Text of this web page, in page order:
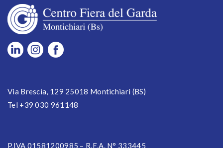
Via Brescia, 129 25018 Montichiari (BS)
Tel +39 030 961148
P.IVA 01581200985 – R.E.A. N° 333445